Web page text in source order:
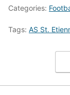
Categories:
Tags: AS St.